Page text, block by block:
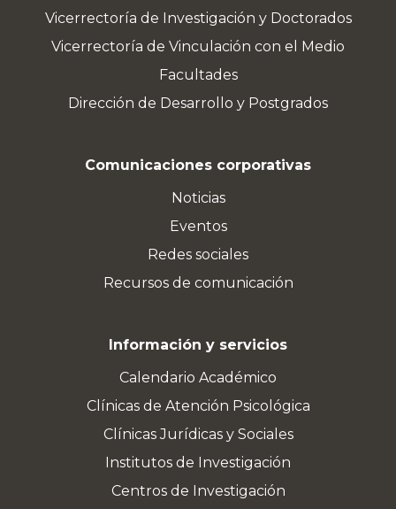
Vicerrectoría de Investigación y Doctorados
Vicerrectoría de Vinculación con el Medio
Facultades
Dirección de Desarrollo y Postgrados
Comunicaciones corporativas
Noticias
Eventos
Redes sociales
Recursos de comunicación
Información y servicios
Calendario Académico
Clínicas de Atención Psicológica
Clínicas Jurídicas y Sociales
Institutos de Investigación
Centros de Investigación